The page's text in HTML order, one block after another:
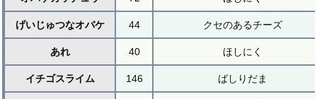
げいじゅつなオバケ 44 クセのあるチーズ
あれ 40 ほしにく
イチゴスライム 146 ばしりだま